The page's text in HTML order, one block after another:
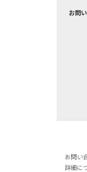
お問
お問い
詳細に